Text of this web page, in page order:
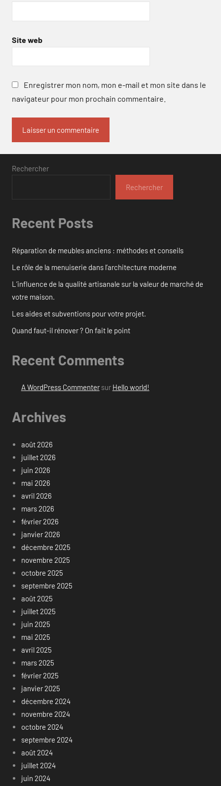
Site web
Enregistrer mon nom, mon e-mail et mon site dans le
navigateur pour mon prochain commentaire.
Rechercher
Rechercher
Recent Posts
Réparation de meubles anciens : méthodes et conseils
Le rôle de la menuiserie dans l’architecture moderne
L’influence de la qualité artisanale sur la valeur de marché de
votre maison.
Les aides et subventions pour votre projet.
Quand faut-il rénover ? On fait le point
Recent Comments
A WordPress Commentersur Hello world!
Archives
août 2026
juillet 2026
juin 2026
mai 2026
avril 2026
mars 2026
février 2026
janvier 2026
décembre 2025
novembre 2025
octobre 2025
septembre 2025
août 2025
juillet 2025
juin 2025
mai 2025
avril 2025
mars 2025
février 2025
janvier 2025
décembre 2024
novembre 2024
octobre 2024
septembre 2024
août 2024
juillet 2024
juin 2024